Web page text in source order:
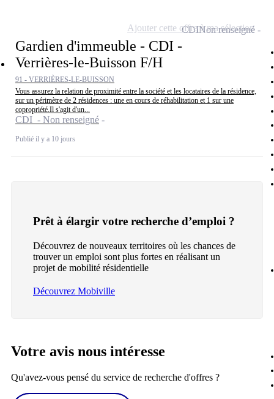
Gardien d'immeuble - CDI -
Verrières-le-Buisson F/H
91 - VERRIÈRES-LE-BUISSON
Vous assurez la relation de proximité entre la société et les locataires de la résidence,
sur un périmètre de 2 résidences : une en cours de réhabilitation et 1 sur une
copropriété.Il s'agit d'un...
CDI - Non renseigné
Publié il y a 10 jours
CDINon renseigné
Ajouter cette offre à ma sélection
Prêt à élargir votre recherche d’emploi ?
Découvrez de nouveaux territoires où les chances de
trouver un emploi sont plus fortes en réalisant un
projet de mobilité résidentielle
Découvrez Mobiville
Votre avis nous intéresse
Qu'avez-vous pensé du service de recherche d'offres ?